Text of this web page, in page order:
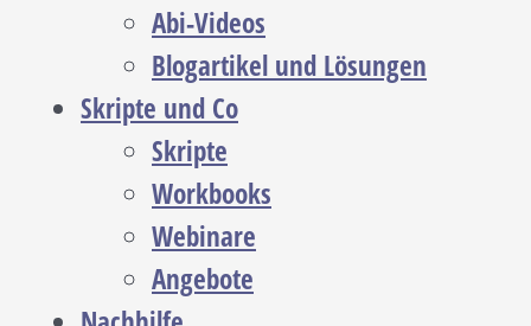
Abi-Videos
Blogartikel und Lösungen
Skripte und Co
Skripte
Workbooks
Webinare
Angebote